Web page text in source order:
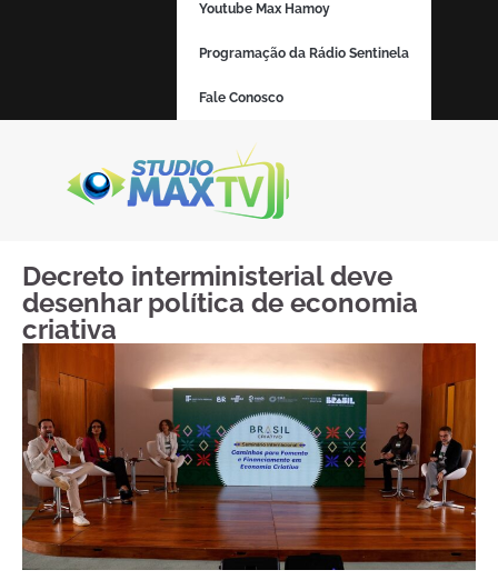
Youtube Max Hamoy
Programação da Rádio Sentinela
Fale Conosco
Decreto interministerial deve
desenhar política de economia
criativa